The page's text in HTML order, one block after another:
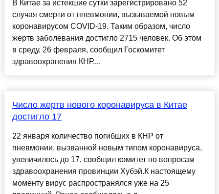
В Китае за истекшие сутки зарегистрировано 52
случая смерти от пневмонии, вызываемой новым
коронавирусом COVID-19. Таким образом, число
жертв заболевания достигло 2715 человек. Об этом
в среду, 26 февраля, сообщил Госкомитет
здравоохранения КНР....
Число жертв нового коронавируса в Китае
достигло 17
22 января количество погибших в КНР от
пневмонии, вызванной новым типом коронавируса,
увеличилось до 17, сообщил комитет по вопросам
здравоохранения провинции Хубэй.К настоящему
моменту вирус распространялся уже на 25